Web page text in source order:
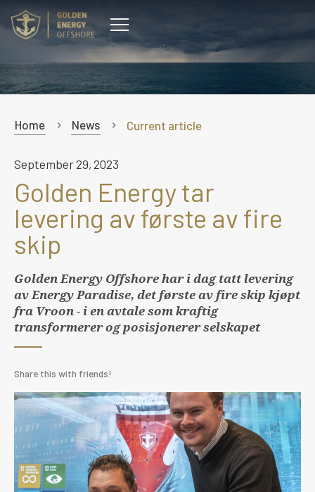
CONTACT
Home News Current article
September 29, 2023
Golden Energy tar
levering av første av fire
skip
Golden Energy Offshore har i dag tatt levering
av Energy Paradise, det første av fire skip kjøpt
fra Vroon - i en avtale som kraftig
transformerer og posisjonerer selskapet
Share this with friends!